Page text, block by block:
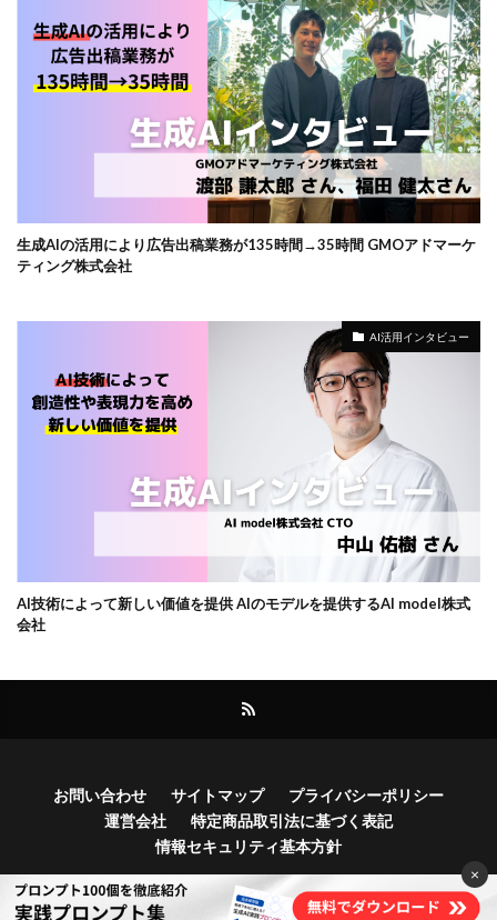
生成AIの活用により広告出稿業務が135時間→35時間 GMOアドマーケ
ティング株式会社
AI活用インタビュー
AI技術によって新しい価値を提供 AIのモデルを提供するAI model株式
会社
お問い合わせ サイトマップ
プライバシーポリシー
運営会社
特定商品取引法に基づく表記
情報セキュリティ基本方針
Copyright© Bocek, Inc.
×